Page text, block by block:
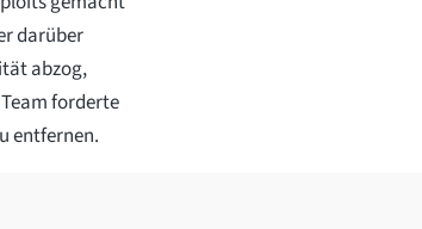
darüber
abzog,
forderte
entfernen.